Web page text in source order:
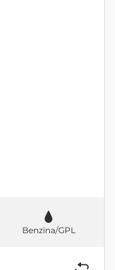
Benzina/GPL